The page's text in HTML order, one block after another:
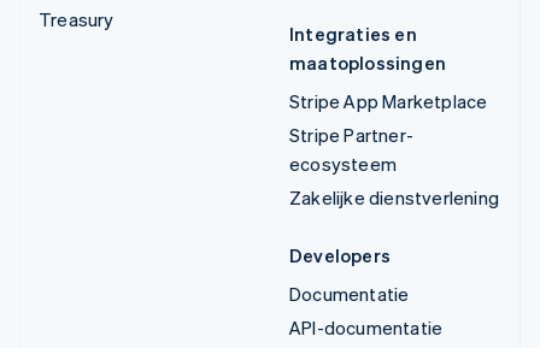
Treasury
Integraties en
maatoplossingen
Stripe App Marketplace
Stripe Partner-
ecosysteem
Zakelijke dienstverlening
Developers
Documentatie
API-documentatie